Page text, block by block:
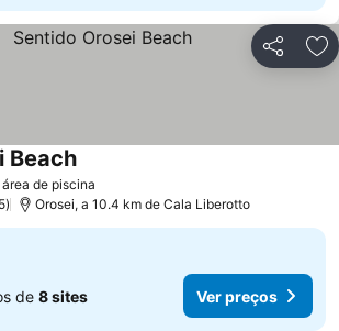
Partilhar
de piscina
Beach
Orosei, a 10.4 km de Cala Liberotto
de 8 sites Ver preços